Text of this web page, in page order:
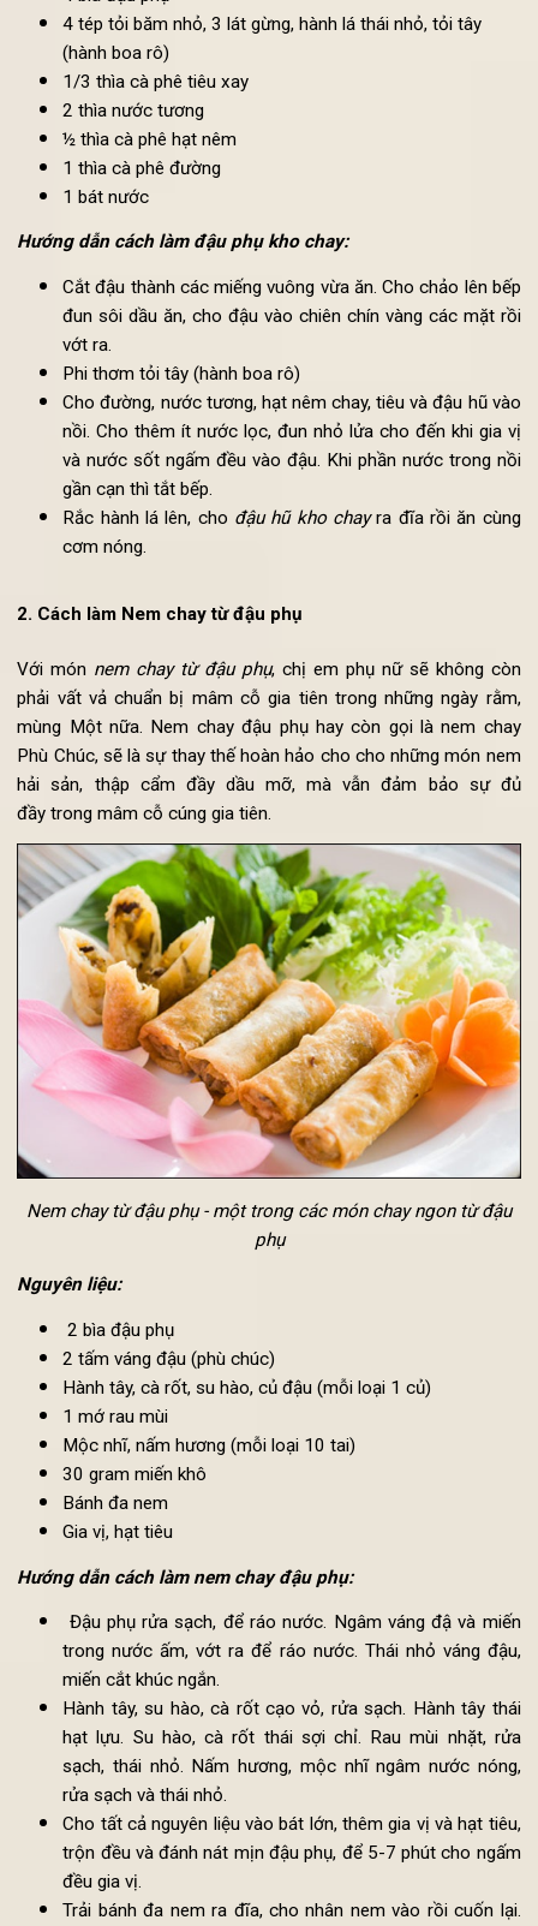
Nguyên liệu:
4 bìa đậu phụ
4 tép tỏi băm nhỏ, 3 lát gừng, hành lá thái nhỏ, tỏi tây
(hành boa rô)
1/3 thìa cà phê tiêu xay
2 thìa nước tương
1 thìa cà phê đường
1 bát nước
Hướng dẫn cách làm đậu phụ kho chay:
Cắt đậu thành các miếng vuông vừa ăn. Cho chảo lên
đun sôi dầu ăn, cho đậu vào chiên chín vàng các mặt
vớt ra.
Phi thơm tỏi tây (hành boa rô)
Cho đường, nước tương, hạt nêm chay, tiêu và đậu hũ
và nước sốt ngấm đều vào đậu. Khi phần nước trong
Rắc hành lá lên, chođậu hũ kho chayra đĩa rồi ăn
cơm nóng.
2. Cách làm Nem chay từ đậu phụ
Với món nem chay từ đậu phụ
phải vất vả chuẩn bị mâm cỗ gia tiên trong những ngày
mùng Một nữa. Nem chay đậu phụ hay còn gọi là nem
Phù Chúc, sẽ là sự thay thế hoàn hảo cho cho những món
hải sản, thập cẩm đầy dầu mỡ, mà vẫn đảm bảo sự
đầy trong mâm cỗ cúng gia tiên.
Nem chay từ đậu phụ - một trong các món chay ngon từ đậu
Nguyên liệu:
2 bìa đậu phụ
Hành tây, cà rốt, su hào, củ đậu (mỗi loại 1 củ)
1 mớ rau mùi
Mộc nhĩ, nấm hương (mỗi loại 10 tai)
30 gram miến khô
Bánh đa nem
Gia vị, hạt tiêu
Hướng dẫn cách làm nem chay đậu phụ:
Đậu phụ rửa sạch, để ráo nước. Ngâm váng đậ và
trong nước ấm, vớt ra để ráo nước. Thái nhỏ váng
miến cắt khúc ngắn.